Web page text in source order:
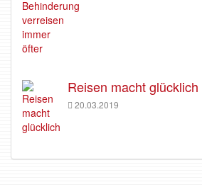
Reisen macht glücklich
20.03.2019